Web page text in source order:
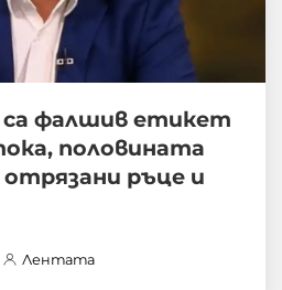
са фалшив етикет
половината
отрязани ръце и
Лентата